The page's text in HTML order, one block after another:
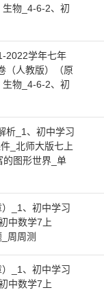
物_4-6-2、初
2022学年七年
（人教版）（原
物_4-6-2、初
析_1、初中学习
_北师大版七上
的图形世界_单
_1、初中学习
中数学7上
周周测
_1、初中学习
中数学7上